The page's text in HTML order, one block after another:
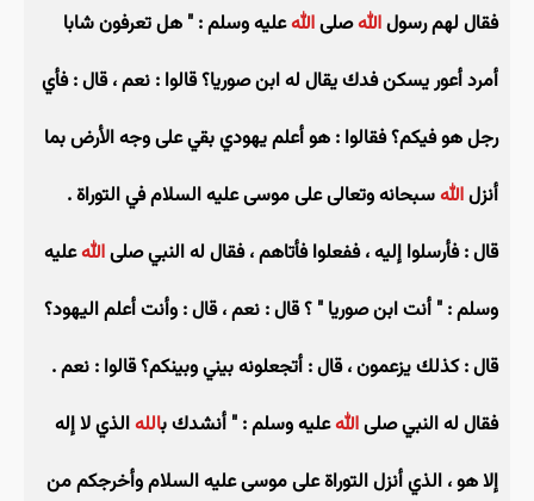
فقال لهم رسولاللهصلىاللهعليه وسلم : " هل تعرفون شابا
أمرد أعور يسكن فدك يقال له ابن صوريا؟ قالوا : نعم ، قال : فأي
رجل هو فيكم؟ فقالوا : هو أعلم يهودي بقي على وجه الأرض بما
أنزلاللهسبحانه وتعالى على موسى عليه السلام في التوراة .
قال : فأرسلوا إليه ، ففعلوا فأتاهم ، فقال له النبي صلىاللهعليه
وسلم : " أنت ابن صوريا " ؟ قال : نعم ، قال : وأنت أعلم اليهود؟
قال : كذلك يزعمون ، قال : أتجعلونه بيني وبينكم؟ قالوا : نعم .
فقال له النبي صلىاللهعليه وسلم : " أنشدك باللهالذي لا إله
إلا هو ، الذي أنزل التوراة على موسى عليه السلام وأخرجكم من